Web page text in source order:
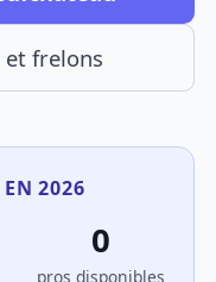
et frelons
EN 2026
0
pros disponibles